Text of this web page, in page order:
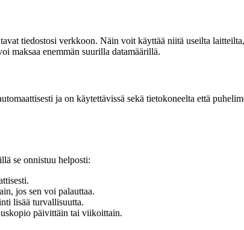
tiedostosi verkkoon. Näin voit käyttää niitä useilta
maksaa enemmän suurilla datamäärillä.
ja on käytettävissä sekä tietokoneelta että
se onnistuu helposti:
jos sen voi palauttaa.
lisää turvallisuutta.
päivittäin tai viikoittain.